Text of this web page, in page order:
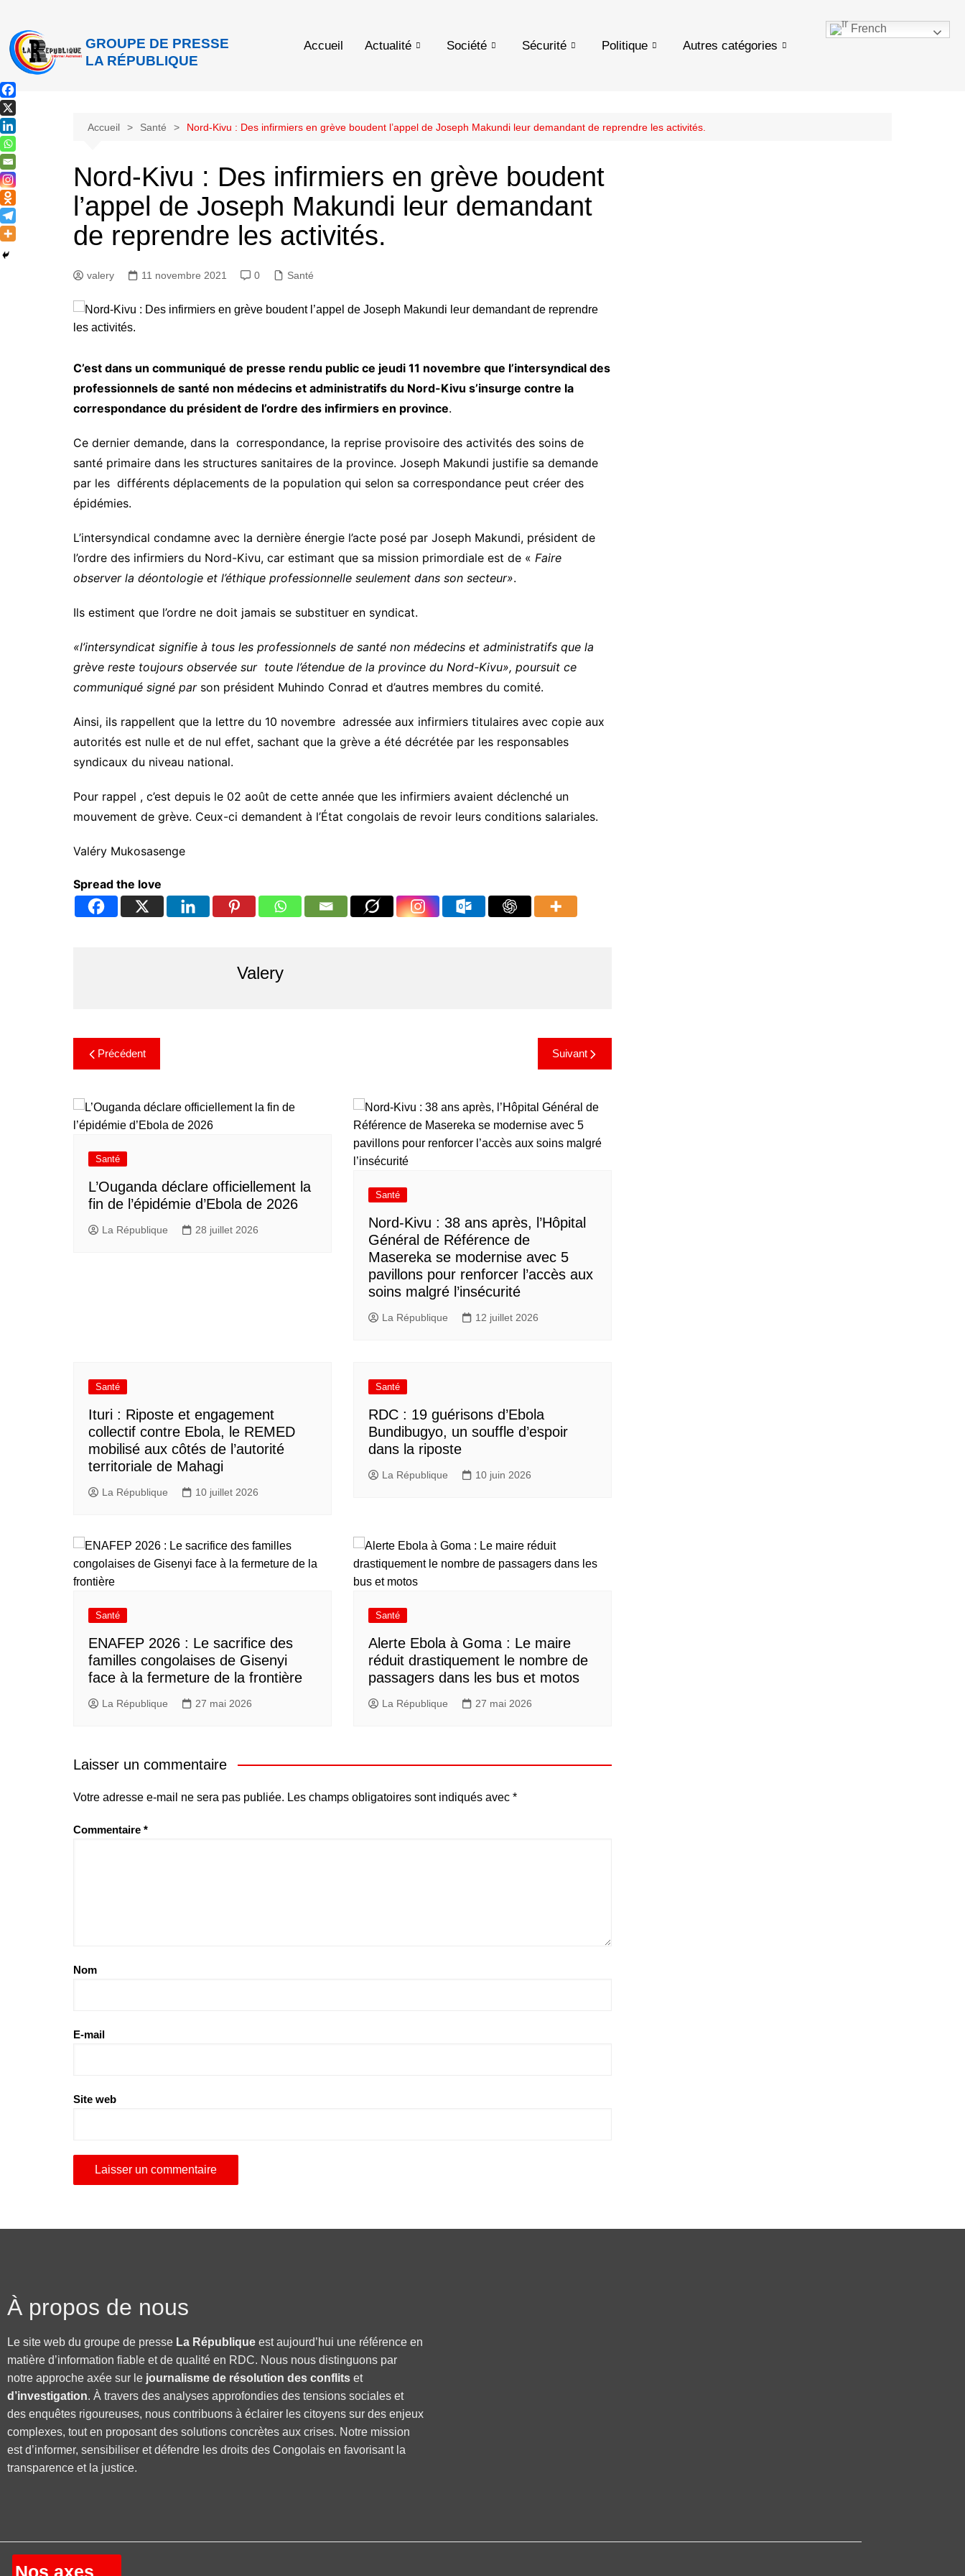
GROUPE DE PRESSE
LA RÉPUBLIQUE
Accueil Actualité Société Sécurité Politique Autres catégories
French
Accueil Santé Nord-Kivu : Des infirmiers en grève boudent l’appel de Joseph Makundi leur demandant de reprendre les activités.
Nord-Kivu : Des infirmiers en grève boudent
l’appel de Joseph Makundi leur demandant
de reprendre les activités.
valery 11 novembre 2021 0 Santé
C’est dans un communiqué de presse rendu public ce jeudi 11 novembre que l’intersyndical des
professionnels de santé non médecins et administratifs du Nord-Kivu s’insurge contre la
correspondance du président de l’ordre des infirmiers en province.
Ce dernier demande, dans la correspondance, la reprise provisoire des activités des soins de
santé primaire dans les structures sanitaires de la province. Joseph Makundi justifie sa demande
par les différents déplacements de la population qui selon sa correspondance peut créer des
épidémies.
L’intersyndical condamne avec la dernière énergie l’acte posé par Joseph Makundi, président de
l’ordre des infirmiers du Nord-Kivu, car estimant que sa mission primordiale est de « Faire
observer la déontologie et l’éthique professionnelle seulement dans son secteur».
Ils estiment que l’ordre ne doit jamais se substituer en syndicat.
«l’intersyndicat signifie à tous les professionnels de santé non médecins et administratifs que la
grève reste toujours observée sur toute l’étendue de la province du Nord-Kivu», poursuit ce
communiqué signé parson président Muhindo Conrad et d’autres membres du comité.
Ainsi, ils rappellent que la lettre du 10 novembre adressée aux infirmiers titulaires avec copie aux
autorités est nulle et de nul effet, sachant que la grève a été décrétée par les responsables
syndicaux du niveau national.
Pour rappel , c’est depuis le 02 août de cette année que les infirmiers avaient déclenché un
mouvement de grève. Ceux-ci demandent à l’État congolais de revoir leurs conditions salariales.
Valéry Mukosasenge
Spread the love
Valery
Précédent Suivant
Santé
L’Ouganda déclare officiellement la
fin de l’épidémie d’Ebola de 2026
La République 28 juillet 2026
Santé
Nord-Kivu : 38 ans après, l’Hôpital
Général de Référence de
Masereka se modernise avec 5
pavillons pour renforcer l’accès aux
soins malgré l’insécurité
La République 12 juillet 2026
Santé
Ituri : Riposte et engagement
collectif contre Ebola, le REMED
mobilisé aux côtés de l’autorité
territoriale de Mahagi
La République 10 juillet 2026
Santé
RDC : 19 guérisons d’Ebola
Bundibugyo, un souffle d’espoir
dans la riposte
La République 10 juin 2026
Santé
ENAFEP 2026 : Le sacrifice des
familles congolaises de Gisenyi
face à la fermeture de la frontière
La République 27 mai 2026
Santé
Alerte Ebola à Goma : Le maire
réduit drastiquement le nombre de
passagers dans les bus et motos
La République 27 mai 2026
Laisser un commentaire
Votre adresse e-mail ne sera pas publiée. Les champs obligatoires sont indiqués avec *
Commentaire *
Nom
E-mail
Site web
À propos de nous
Le site web du groupe de presse La République est aujourd’hui une référence en
matière d’information fiable et de qualité en RDC. Nous nous distinguons par
notre approche axée sur le journalisme de résolution des conflits et
d’investigation. À travers des analyses approfondies des tensions sociales et
des enquêtes rigoureuses, nous contribuons à éclairer les citoyens sur des enjeux
complexes, tout en proposant des solutions concrètes aux crises. Notre mission
est d’informer, sensibiliser et défendre les droits des Congolais en favorisant la
transparence et la justice.
Nos axes